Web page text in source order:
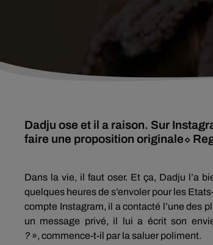
Dadju ose et il a raison. Sur
faire une proposition originale⬦
Dans la vie, il faut oser. Et ça, Dadju l’a
quelques heures de s’envoler pour les
compte Instagram, il a contacté l’une des
un message privé, il lui a écrit son
? », commence-t-il par la saluer poliment.